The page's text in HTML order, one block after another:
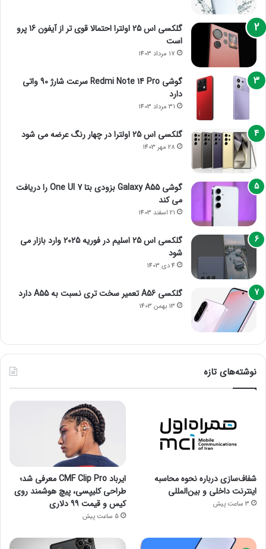
گلکسی اس 25 اولترا احتمالا قوی تر از آیفون 16 پرو
است
17 مرداد 1403
گوشی Redmi Note 14 Pro سرعت شارژ 90 واتی
دارد
31 مرداد 1403
گلکسی اس 25 اولترا در چهار رنگ عرضه می شود
28 مهر 1403
گوشی Galaxy A55 بزودی بتا One UI 7 را دریافت
می کند
21 اسفند 1403
گلکسی اس 25 اسلیم در فوریه 2025 وارد بازار می
شود
4 دی 1403
گلکسی A56 تعمیر سخت تری نسبت به A55 دارد
13 بهمن 1403
نوشته‌های تازه
شفاف‌سازی درباره نحوه محاسبه
اینترنت داخلی و بین‌المللی
3 ساعت پیش
ایرباد CMF Clip Pro معرفی شد؛
طراحی کلیپسی، پیچ هوشمند روی
کیس و قیمت ۹۹ دلاری
5 ساعت پیش